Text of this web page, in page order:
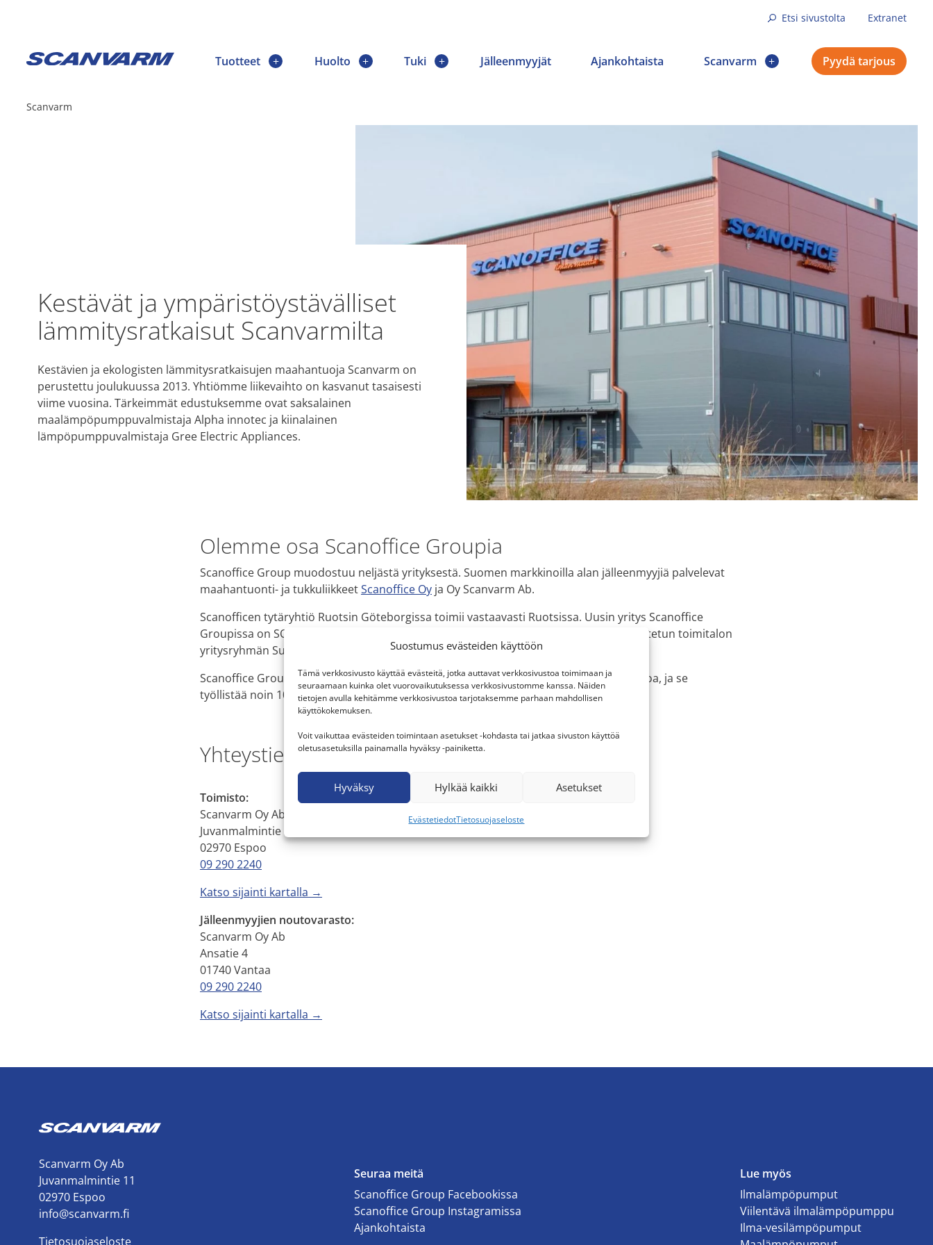
Suostumus evästeiden käyttöön
Tämä verkkosivusto käyttää evästeitä, jotka auttavat verkkosivustoa toimimaan ja
seuraamaan kuinka olet vuorovaikutuksessa verkkosivustomme kanssa. Näiden
tietojen avulla kehitämme verkkosivustoa tarjotaksemme parhaan mahdollisen
käyttökokemuksen.
Voit vaikuttaa evästeiden toimintaan asetukset -kohdasta tai jatkaa sivuston käyttöä
oletusasetuksilla painamalla hyväksy -painiketta.
Hyväksy Hylkää kaikki Asetukset
EvästetiedotTietosuojaseloste
Etsi sivustolta Extranet
Tuotteet Huolto Tuki Jälleenmyyjät Ajankohtaista Scanvarm Pyydä tarjous
Scanvarm
Kestävät ja ympäristöystävälliset
lämmitysratkaisut Scanvarmilta
Kestävien ja ekologisten lämmitysratkaisujen maahantuoja Scanvarm on
perustettu joulukuussa 2013. Yhtiömme liikevaihto on kasvanut tasaisesti
viime vuosina. Tärkeimmät edustuksemme ovat saksalainen
maalämpöpumppuvalmistaja Alpha innotec ja kiinalainen
lämpöpumppuvalmistaja Gree Electric Appliances.
Olemme osa Scanoffice Groupia
Scanoffice Group muodostuu neljästä yrityksestä. Suomen markkinoilla alan jälleenmyyjiä palvelevat
maahantuonti- ja tukkuliikkeetScanoffice Oy ja Oy Scanvarm Ab.
Scanofficen tytäryhtiö Ruotsin Göteborgissa toimii vastaavasti Ruotsissa. Uusin yritys Scanoffice
Groupissa on SOG Kiinteistöyhtiö Oy, joka rakennutti vuoden 2017 keväällä käyttöönotetun toimitalon
yritysryhmän Suomen yritysten käyttöön.
Scanoffice Groupin yhteenlaskettu liikevaihto oli vuonna 2022 noin 150 miljoonaa euroa, ja se
työllistää noin 100 alan ammattilaista.
Yhteystiedot
Toimisto:
Scanvarm Oy Ab
Juvanmalmintie 11
02970 Espoo
09 290 2240
Katso sijainti kartalla →
Jälleenmyyjien noutovarasto:
Scanvarm Oy Ab
Ansatie 4
01740 Vantaa
09 290 2240
Katso sijainti kartalla →
Scanvarm Oy Ab
Juvanmalmintie 11
02970 Espoo
info@scanvarm.fi
Tietosuojaseloste
Seuraa meitä
Scanoffice Group Facebookissa
Scanoffice Group Instagramissa
Ajankohtaista
Lue myös
Ilmalämpöpumput
Viilentävä ilmalämpöpumppu
Ilma-vesilämpöpumput